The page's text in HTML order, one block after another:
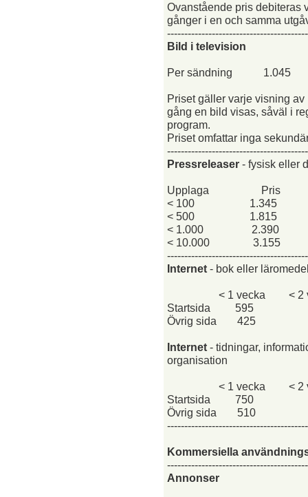
Ovanstående pris debiteras
gånger i en och samma
Bild i television
Per sändning 1.045
Priset gäller varje visning
gång en bild visas, såväl i
program.
Priset omfattar inga
Pressreleaser - fysisk eller
Upplaga
Pris
< 100
1.345
< 500
1.815
< 1.000
2.390
< 10.000
3.155
Internet - bok eller
< 1 vecka
< 2
Startsida
595
Övrig sida
425
Internet - tidningar,
organisation
< 1 vecka
< 2
Startsida
750
Övrig sida
510
Kommersiella
Annonser